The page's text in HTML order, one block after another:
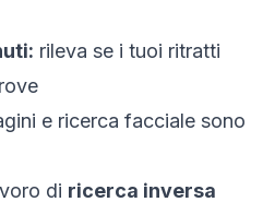
rileva se i tuoi ritratti
e ricerca facciale sono
di ricerca inversa